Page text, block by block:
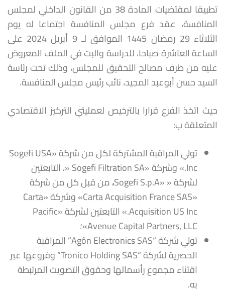
تطبيقا لمقتضيات المادة 38 من القانون الداخلي لمجلس
المنافسة، عقد فرع مجلس المنافسة اجتماعا له يوم
الثلاثاء 29 رمضان 1445 الموافق لـ 9 أبريل 2024 على
الساعة العاشرة صباحا، للدراسة والبت في الملف المعروض
عليه من طرف مصالح التحقيق للمجلس، وذلك تحت رئاسة
السيد حسن أبوعبد المجيد، نائب رئيس مجلس المنافسة.
حيث اتخذ الفرع قرارا بالترخيص لعمليتي التركيز الاقتصادي
المتعلقة ب:
تولي المراقبة المشتركة لكل من شركة «Sogefi USA
Inc.» وشركة «Sogefi Filtration SA «، التابعتين
لشركة « «Sogefi S.p.A
،من قبل كل من شركة
«Carta Acquisition France SAS» وشركة «Carta
Acquisition US Inc.» التابعتين لشركة «Pacific
Avenue Capital Partners, LLC»؛
تولي شركة “Agôn Electronics SAS” المراقبة
الحصرية لشركة “Tronico Holding SAS” وفروعها عبر
اقتناء مجموع رأسمالها وحقوق التصويت المرتبطة
به.